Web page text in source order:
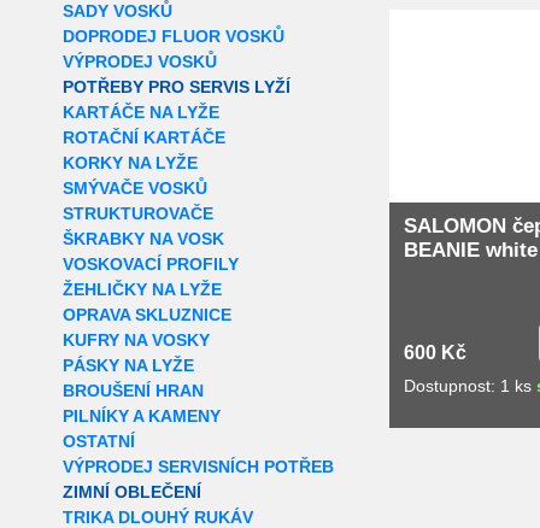
SADY VOSKŮ
DOPRODEJ FLUOR VOSKŮ
VÝPRODEJ VOSKŮ
POTŘEBY PRO SERVIS LYŽÍ
KARTÁČE NA LYŽE
ROTAČNÍ KARTÁČE
KORKY NA LYŽE
SMÝVAČE VOSKŮ
STRUKTUROVAČE
ŠKRABKY NA VOSK
VOSKOVACÍ PROFILY
ŽEHLIČKY NA LYŽE
OPRAVA SKLUZNICE
KUFRY NA VOSKY
PÁSKY NA LYŽE
BROUŠENÍ HRAN
PILNÍKY A KAMENY
OSTATNÍ
VÝPRODEJ SERVISNÍCH POTŘEB
ZIMNÍ OBLEČENÍ
TRIKA DLOUHÝ RUKÁV
SALOMON
BEANIE white
600 Kč
Dostupnost: 1 ks